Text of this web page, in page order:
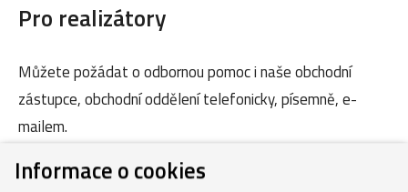
Pro realizátory
Můžete požádat o odbornou pomoc i naše obchodní
zástupce, obchodní oddělení telefonicky, písemně, e-
mailem.
Informace o cookies